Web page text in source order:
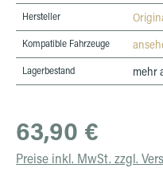
Hersteller
Kompatible Fahrzeuge
Lagerbestand mehr
Regulärer Preis:
63,90 €
Preise inkl. MwSt. zzgl.